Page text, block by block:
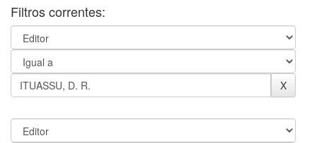
Filtros correntes: